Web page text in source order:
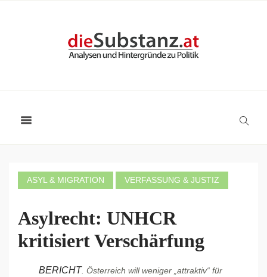
ASYL & MIGRATION VERFASSUNG & JUSTIZ
Asylrecht: UNHCR
kritisiert Verschärfung
BERICHT. Österreich will weniger „attraktiv“ für